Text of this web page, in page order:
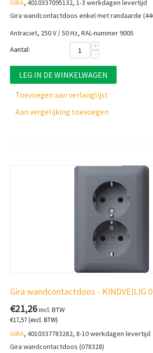
GIRA, 4010337095132, 1-3 werkdagen levertijd
Gira wandcontactdoos enkel met randaarde
Antraciet, 250 V / 50 Hz, RAL-nummer 9005
Aantal:
+
−
LEG IN DE WINKELWAGEN
Toevoegen aan verlanglijst
Aan vergelijking toevoegen
Gira wandcontactdoos - KINDVEILIG
€21,26incl. BTW
€17,57(excl. BTW)
GIRA, 4010337783282, 8-10 werkdagen levertijd
Gira wandcontactdoos (078328)